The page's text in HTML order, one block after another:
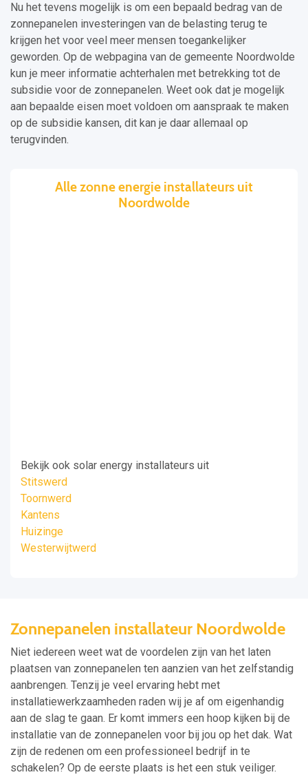
Nu het tevens mogelijk is om een bepaald bedrag van de
zonnepanelen investeringen van de belasting terug te
krijgen het voor veel meer mensen toegankelijker
geworden. Op de webpagina van de gemeente Noordwolde
kun je meer informatie achterhalen met betrekking tot de
subsidie voor de zonnepanelen. Weet ook dat je mogelijk
aan bepaalde eisen moet voldoen om aanspraak te maken
op de subsidie kansen, dit kan je daar allemaal op
terugvinden.
Alle zonne energie installateurs uit
Noordwolde
Bekijk ook solar energy installateurs uit
Stitswerd
Toornwerd
Kantens
Huizinge
Westerwijtwerd
Zonnepanelen installateur Noordwolde
Niet iedereen weet wat de voordelen zijn van het laten
plaatsen van zonnepanelen ten aanzien van het zelfstandig
aanbrengen. Tenzij je veel ervaring hebt met
installatiewerkzaamheden raden wij je af om eigenhandig
aan de slag te gaan. Er komt immers een hoop kijken bij de
installatie van de zonnepanelen voor bij jou op het dak. Wat
zijn de redenen om een professioneel bedrijf in te
schakelen? Op de eerste plaats is het een stuk veiliger.